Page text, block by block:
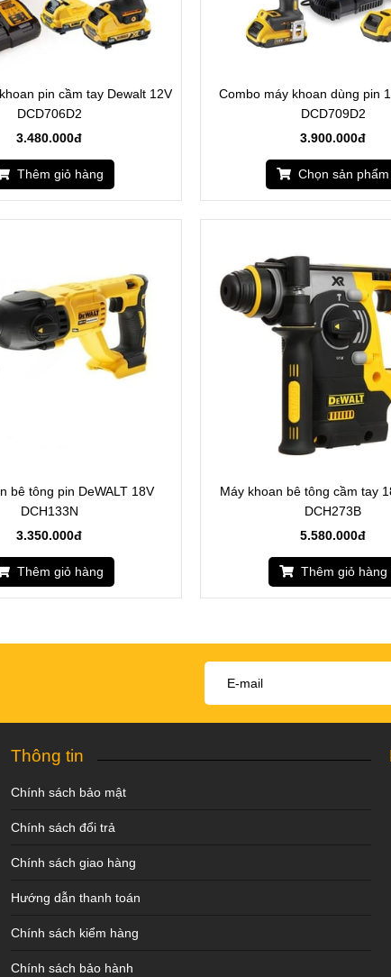
pin cầm tay Dewalt 12V
DCD706D2
3.480.000đ
Thêm giỏ hàng
Combo máy khoan dùng pin
DCD709D2
3.900.000đ
Chọn sản phẩm
bê tông pin DeWALT 18V
DCH133N
3.350.000đ
Thêm giỏ hàng
Máy khoan bê tông cầm tay
DCH273B
5.580.000đ
Thêm giỏ hàng
Thông tin
Chính sách bảo mật
Chính sách đổi trả
Chính sách giao hàng
Hướng dẫn thanh toán
Chính sách kiểm hàng
Chính sách bảo hành